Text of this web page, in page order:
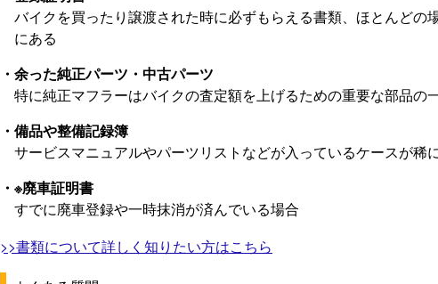
バイクを買ったり譲渡された時に必ずもらえる書類、ほとんどの
にある
・余った純正パーツ・中古パーツ
特に純正マフラーはバイクの査定額を上げるための重要な部品の
・備品や整備記録簿
サービスマニュアルやパーツリストなどが入っているケースが稀
・※廃車証明書
すでに廃車登録や一時抹消が済んでいる場合
>>書類について詳しく知りたい方はこちら